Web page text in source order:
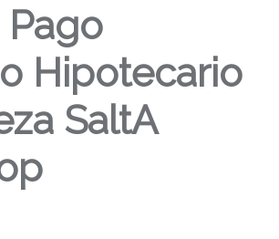
Hipotecario
SaltA